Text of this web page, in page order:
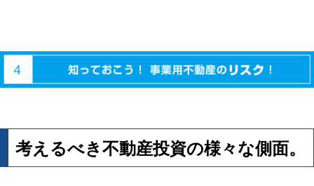
考えるべき不動産投資の様々な側面。